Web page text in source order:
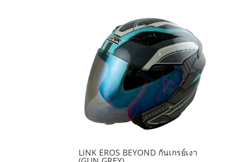
LiNK EROS BEYOND กันเกรย์เงา